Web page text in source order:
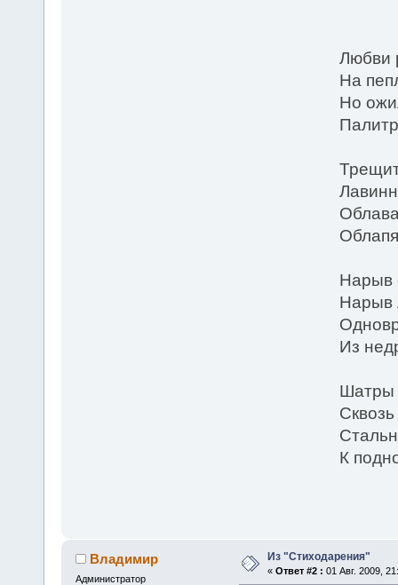
Любви
На
Но
Нарыв
Нарыв
Из
Шатры
К
Владимир
Администратор
Из "Стиходарения"
« Ответ #2 : 01 Авг. 2009,